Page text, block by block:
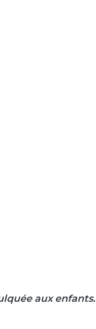
aux enfants.